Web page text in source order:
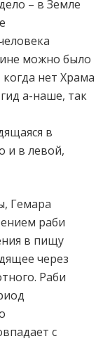
– в Земле
можно было
нет Храма
а-наше, так
в
и в левой,
Гемара
раби
в пищу
через
Раби
с